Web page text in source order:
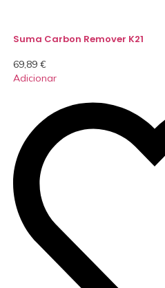
Suma Carbon Remover K21
69,89 €
Adicionar